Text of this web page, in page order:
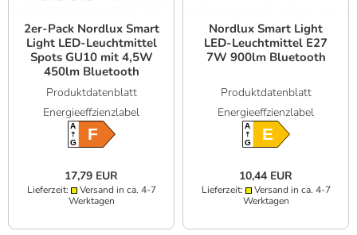
2er-Pack Nordlux Smart
Light LED-Leuchtmittel
Spots GU10 mit 4,5W
450lm Bluetooth
Produktdatenblatt
Energieeffzienzlabel
A
GF
17,79 EUR
Lieferzeit:
Versand in ca. 4-7
Werktagen
Nordlux Smart Light
LED-Leuchtmittel E27
7W 900lm Bluetooth
Produktdatenblatt
Energieeffzienzlabel
A
GE
10,44 EUR
Lieferzeit:
Versand in ca. 4-7
Werktagen